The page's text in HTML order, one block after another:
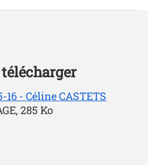
16 - Céline CASTETS
285 Ko